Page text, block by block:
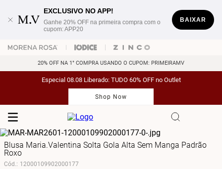
EXCLUSIVO NO APP!
Ganhe 20% OFF na primeira compra com o
cupom: APP20
BAIXAR
20% OFF NA 1° COMPRA USANDO O CUPOM: PRIMEIRAMV
Especial 08.08 Liberado: TUDO 60% OFF no Outlet
Shop Now
Blusa Maria.Valentina Solta Gola Alta Sem Manga Padrão
Roxo
Cód.: 12000109902000177